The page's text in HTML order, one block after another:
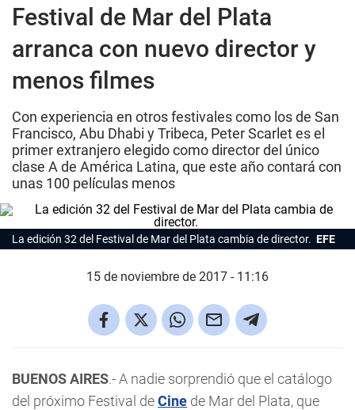
Festival de Mar del Plata
arranca con nuevo director y
menos filmes
Con experiencia en otros festivales como los de San
Francisco, Abu Dhabi y Tribeca, Peter Scarlet es el
primer extranjero elegido como director del único
clase A de América Latina, que este año contará con
unas 100 películas menos
La edición 32 del Festival de Mar del Plata cambia de director. EFE
15 de noviembre de 2017 - 11:16
BUENOS AIRES.- A nadie sorprendió que el catálogo
del próximo Festival deCine de Mar del Plata, que